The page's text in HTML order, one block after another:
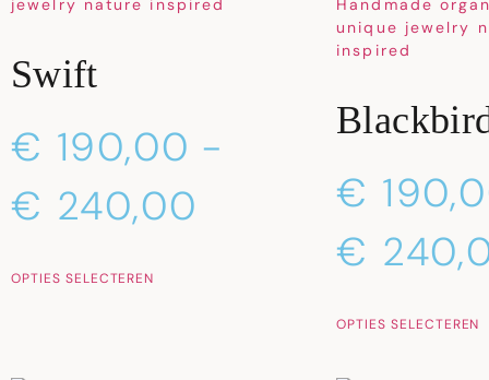
Swift
€ 190,00 -
€ 240,00
OPTIES SELECTEREN
€
€
OPTIES SELECTEREN